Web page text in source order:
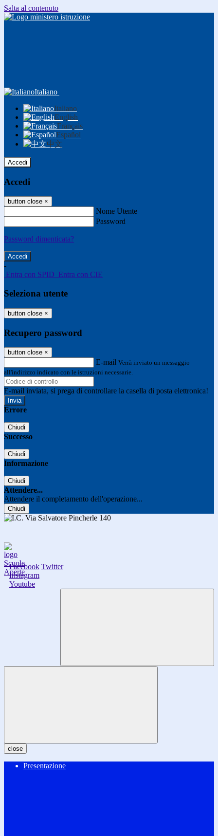
Salta al contenuto
Italiano
Italiano
English
Français
Español
中文
Accedi
Accedi
button close ×
Nome Utente
Password
Password dimenticata?
-
Entra con SPID Entra con CIE
Seleziona utente
button close ×
Recupero password
button close ×
E-mail Verrà inviato un messaggio
all'indirizzo indicato con le istruzioni necessarie.
E-mail inviata, si prega di controllare la casella di posta elettronica!
Errore
Chiudi
Successo
Chiudi
Informazione
Chiudi
Attendere...
Attendere il completamento dell'operazione...
Chiudi
Facebook Twitter
Instagram
Youtube
close
Presentazione